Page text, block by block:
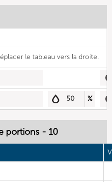
le tableau vers la droite.
50 %
portions - 10